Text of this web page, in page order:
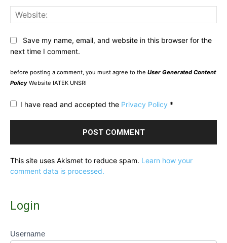
Save my name, email, and website in this browser for the
next time I comment.
before posting a comment, you must agree to the User Generated Content
Policy Website IATEK UNSRI
I have read and accepted the Privacy Policy *
This site uses Akismet to reduce spam. Learn how your
comment data is processed.
Login
Username